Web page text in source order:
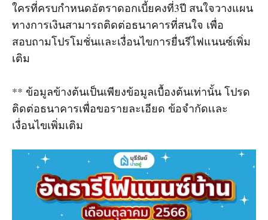
ใครที่ครบกำหนดอัตราดอกเบี้ยคงที่3ปี สนใจวางแผน
ทางการเงินสามารถติดต่อธนาคารที่สนใจ เพื่อ
สอบถามโปรโมชั่นเเละเงื่อนไขการยื่นรีไฟแนนซ์เพิ่ม
เติม
** ข้อมูลข้างต้นเป็นเพียงข้อมูลเบื้องต้นเท่านั้น โปรด
ติดต่อธนาคารเพื่อขอรายละเอียด ข้อจำกัดเเละ
เงื่อนไขเพิ่มเติม